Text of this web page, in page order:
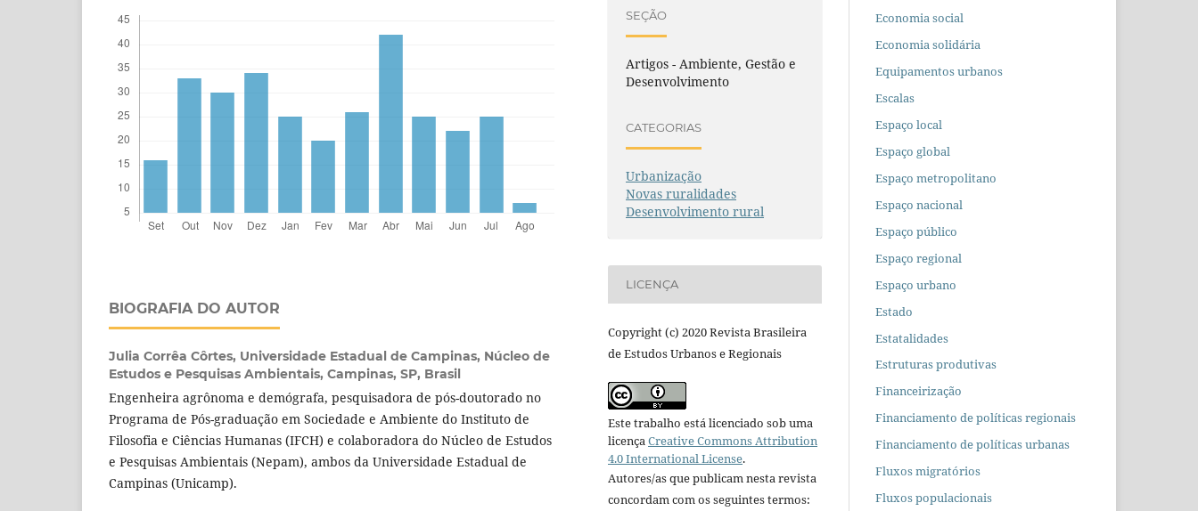
BIOGRAFIA DO AUTOR
Julia Corrêa Côrtes, Universidade Estadual de Campinas, Núcleo de
Estudos e Pesquisas Ambientais, Campinas, SP, Brasil
Engenheira agrônoma e demógrafa, pesquisadora de pós-doutorado no
Programa de Pós-graduação em Sociedade e Ambiente do Instituto de
Filosofia e Ciências Humanas (IFCH) e colaboradora do Núcleo de Estudos
e Pesquisas Ambientais (Nepam), ambos da Universidade Estadual de
Campinas (Unicamp).
SEÇÃO
Artigos - Ambiente, Gestão e
Desenvolvimento
CATEGORIAS
Urbanização
Novas ruralidades
Desenvolvimento rural
LICENÇA
Copyright (c) 2020 Revista Brasileira
de Estudos Urbanos e Regionais
Este trabalho está licenciado sob uma
licençaCreative Commons Attribution
4.0 International License.
Autores/as que publicam nesta revista
concordam com os seguintes termos:
Economia social
Economia solidária
Equipamentos urbanos
Escalas
Espaço local
Espaço global
Espaço metropolitano
Espaço nacional
Espaço público
Espaço regional
Espaço urbano
Estado
Estatalidades
Estruturas produtivas
Financeirização
Financiamento de políticas regionais
Financiamento de políticas urbanas
Fluxos migratórios
Fluxos populacionais